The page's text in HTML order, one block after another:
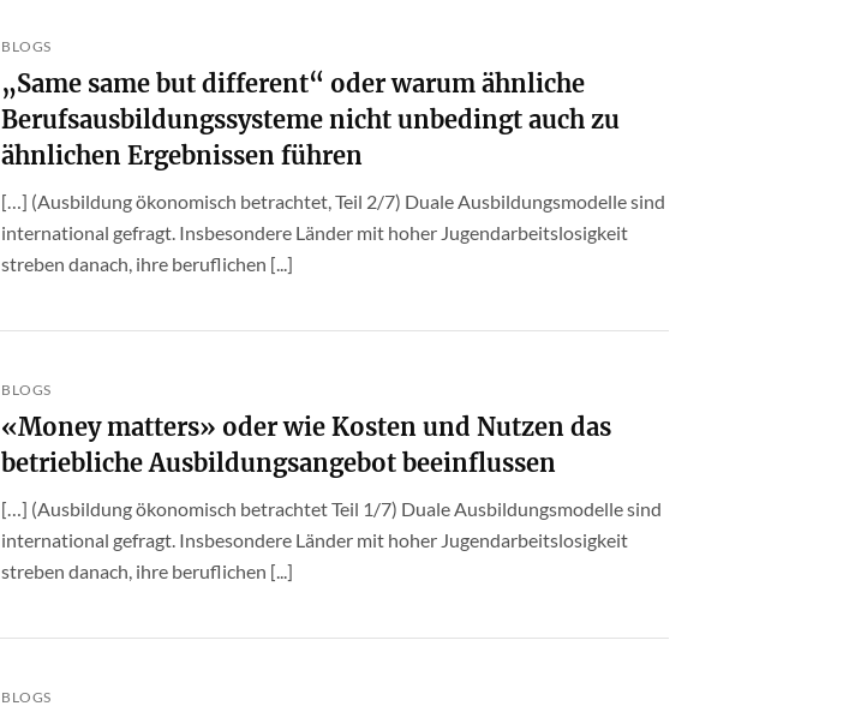
BLOGS
„Same same but different“ oder warum ähnliche
Berufsausbildungssysteme nicht unbedingt auch zu
ähnlichen Ergebnissen führen
[…] (Ausbildung ökonomisch betrachtet, Teil 2/7) Duale Ausbildungsmodelle sind
international gefragt. Insbesondere Länder mit hoher Jugendarbeitslosigkeit
streben danach, ihre beruflichen [...]
BLOGS
«Money matters» oder wie Kosten und Nutzen das
betriebliche Ausbildungsangebot beeinflussen
[…] (Ausbildung ökonomisch betrachtet Teil 1/7) Duale Ausbildungsmodelle sind
international gefragt. Insbesondere Länder mit hoher Jugendarbeitslosigkeit
streben danach, ihre beruflichen [...]
BLOGS